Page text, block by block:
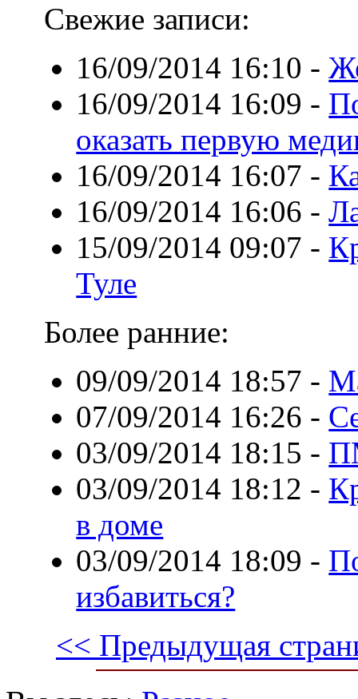
Свежие записи:
16/09/2014 16:10 -
16/09/2014 16:09 -
оказать первую
16/09/2014 16:07 -
16/09/2014 16:06 -
15/09/2014 09:07 -
Туле
Более ранние:
09/09/2014 18:57 -
07/09/2014 16:26 -
03/09/2014 18:15 -
03/09/2014 18:12 -
в доме
03/09/2014 18:09 -
избавиться?
<< Предыдущая